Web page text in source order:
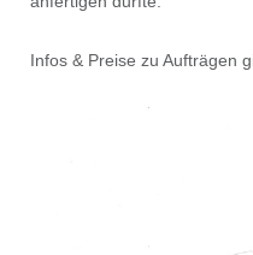
Infos & Preise zu Aufträgen